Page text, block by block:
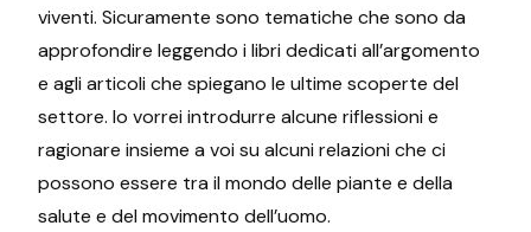
viventi. Sicuramente sono tematiche che sono da
approfondire leggendo i libri dedicati all’argomento
e agli articoli che spiegano le ultime scoperte del
settore. Io vorrei introdurre alcune riflessioni e
ragionare insieme a voi su alcuni relazioni che ci
possono essere tra il mondo delle piante e della
salute e del movimento dell’uomo.